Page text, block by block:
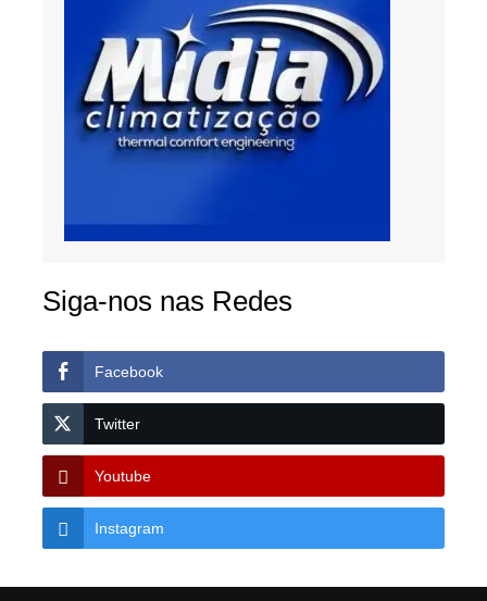
Siga-nos nas Redes
Facebook
Twitter
Youtube
Instagram